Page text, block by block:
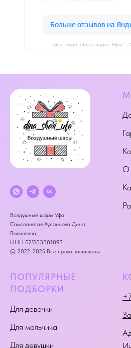
Dina_shari_ufa на карте Уфы —
Воздушные шары Уфа
Самозанятая Хусаинова Дина
Вакилевна,
ИНН 021103301893
© 2022-2025 Все права защищены
ПОПУЛЯРНЫЕ
ПОДБОРКИ
Для девочки
Для мальчика
Для девушки